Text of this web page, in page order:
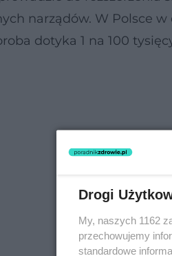
narządów. W Polsce
dotyka 1 na 100
Drogi
My, naszych 1162
przechowujemy
standardowe